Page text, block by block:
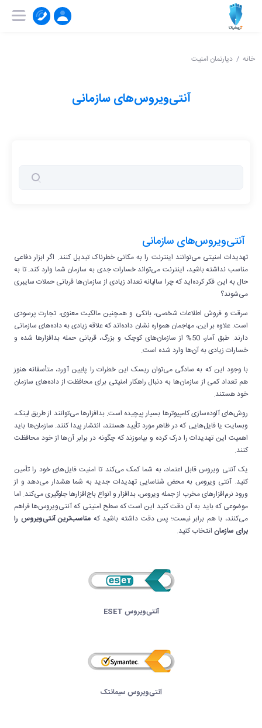
ثبت‌ نام | ورود
خانه دپارتمان امنیت
آنتی‌ویروس‌های سازمانی
آنتی‌ویروس‌های سازمانی
تهدیدات امنیتی می‌توانند اینترنت را به مکانی خطرناک تبدیل کنند. اگر ابزار دفاعی
مناسب نداشته باشید، اینترنت می‌تواند خسارات جدی به سازمان شما وارد کند. تا به
حال به این فکر کرده‌اید که چرا سالیانه تعداد زیادی از سازمان‌ها قربانی حملات سایبری
می‌شوند؟
سرقت و فروش اطلاعات شخصی، بانکی و همچنین مالکیت معنوی، تجارت پرسودی
است. علاوه بر این، مهاجمان همواره نشان داده‌اند که علاقه زیادی به داده‌های سازمانی
دارند. طبق آمار، 50% از سازمان‌های کوچک و بزرگ، قربانی حمله بدافزارها شده و
خسارات زیادی به آن‌ها وارد شده است.
با وجود این که به سادگی می‌توان ریسک این خطرات را پایین آورد، متأسفانه هنوز
هم تعداد کمی از سازمان‌ها به دنبال راهکار امنیتی برای محافظت از داده‌های سازمان
خود هستند.
روش‌های آلوده‌سازی کامپیوترها بسیار پیچیده است. بدافزارها می‌توانند از طریق لینک‌،
وبسایت یا فایل‌هایی که در ظاهر مورد تأیید هستند، انتشار پیدا کنند. سازمان‌ها باید
اهمیت این تهدیدات را درک کرده و بیاموزند که چگونه در برابر آن‌ها از خود محافظت
کنند.
یک آنتی ویروس قابل اعتماد، به شما کمک می‌کند تا امنیت فایل‌های خود را تأمین
کنید. آنتی ویروس به محض شناسایی تهدیدات جدید به شما هشدار می‌دهد و از
ورود نرم‌افزارهای مخرب از جمله ویروس‌، بدافزار و انواع باج‌افزارها جلوگیری می‌کند. اما
موضوعی که باید به آن دقت کنید این است که سطح امنیتی که آنتی‌ویروس‌ها فراهم
می‌کنند، با هم برابر نیست؛ پس دقت داشته باشید که مناسب‌ترین آنتی‌ویروس را
برای سازمان انتخاب کنید.
آنتی‌ویروس ESET
آنتی‌ویروس سیمانتک